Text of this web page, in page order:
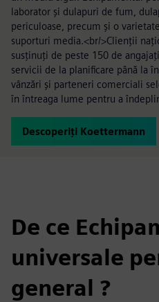
laborator și dulapuri de fum,
periculoase, precum și o
suporturi media.<br/>Clienții
susținuți de peste 150 de
servicii de la planificare până la
vânzări și parteneri comerciali
în întreaga lume pentru a
Descoperiți Koettermann
De ce
universale
general ?